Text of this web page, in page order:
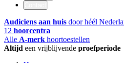
Audiciens aan huis door héél
12 hoorcentra
Alle A-merk hoortoestellen
Altijd een vrijblijvende proefperiode